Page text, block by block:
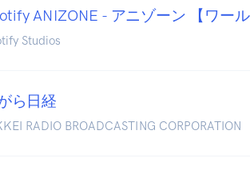
ANIZONE - アニゾーン 【ワー
Studios
ら日経
RADIO BROADCASTING CORPORATION